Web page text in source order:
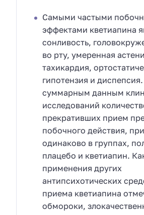
Самыми частыми
эффектами кветиапина
сонливость,
во рту, умеренная
тахикардия,
гипотензия и
суммарным данным
исследований
прекративших прием
побочного действия,
одинаково в группах,
плацебо и кветиапин.
применения других
антипсихотических
приема кветиапина
обмороки,